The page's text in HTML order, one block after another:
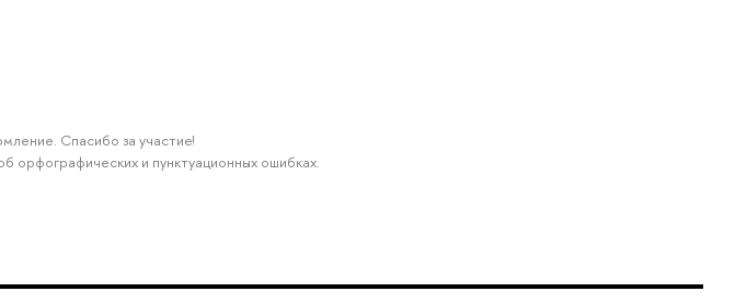
Спасибо за участие!
орфографических и пунктуационных ошибках.